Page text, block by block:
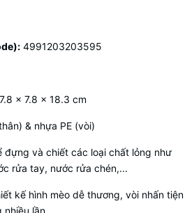
4991203203595
× 7.8 × 18.3 cm
& nhựa PE (vòi)
đựng và chiết các loại chất lỏng như
rửa tay, nước rửa chén,...
kế hình mèo dễ thương, vòi nhấn tiện
nhiều lần